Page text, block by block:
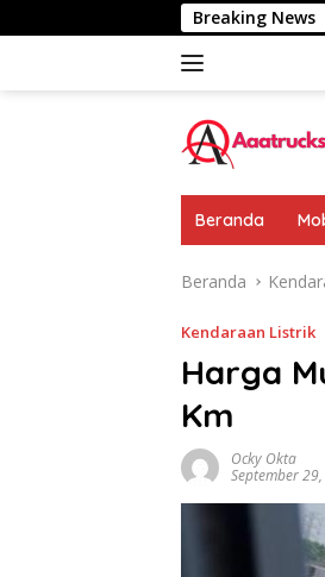
ke
Breaking News
Pakai
Beranda
Beranda
Kendaraan Listrik
Harga
Km
Ocky Okta
September